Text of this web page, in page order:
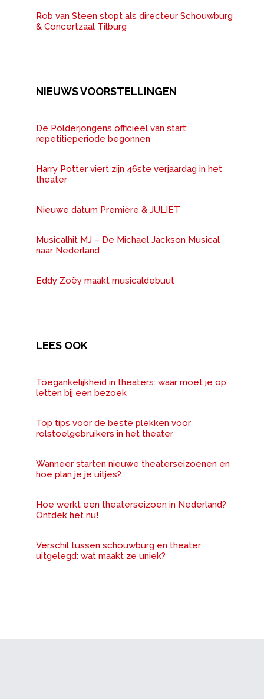
Rob van Steen stopt als directeur Schouwburg
& Concertzaal Tilburg
NIEUWS VOORSTELLINGEN
De Polderjongens officieel van start:
repetitieperiode begonnen
Harry Potter viert zijn 46ste verjaardag in het
theater
Nieuwe datum Première & JULIET
Musicalhit MJ – De Michael Jackson Musical
naar Nederland
Eddy Zoëy maakt musicaldebuut
LEES OOK
Toegankelijkheid in theaters: waar moet je op
letten bij een bezoek
Top tips voor de beste plekken voor
rolstoelgebruikers in het theater
Wanneer starten nieuwe theaterseizoenen en
hoe plan je je uitjes?
Hoe werkt een theaterseizoen in Nederland?
Ontdek het nu!
Verschil tussen schouwburg en theater
uitgelegd: wat maakt ze uniek?